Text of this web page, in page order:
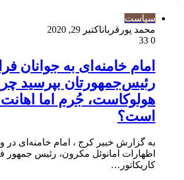
سیاست
محمد پورقرباناکتبر 29, 2020
0
امام خامنه‌ای به جوانان
رئیس‌جمهورتان بپرسید چرا
هولوکاست، جُرم اما اهانت
است؟
به گزارش خبیر کرج ، امام خامنه‌ای در
اظهارات امانوئل مکرون، رئیس جمهور
کاریکاتور…